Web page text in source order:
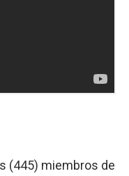
(445) miembros de